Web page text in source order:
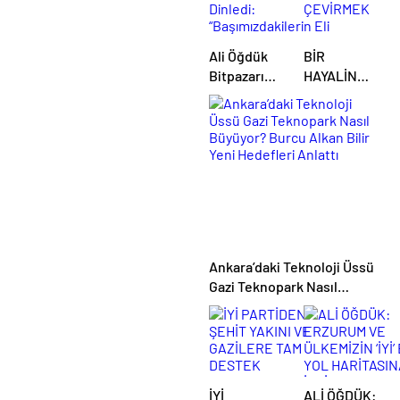
Ali Öğdük
Bitpazarı
Esnafını
Dinledi:
“Başımızdakilerin
Eli Her Daim
BİR
HAYALİN
PEŞİNDE
PEDAL
ÇEVİRMEK
Ankara’daki Teknoloji Üssü
Gazi Teknopark Nasıl
Büyüyor? Burcu Alkan Bilir
Yeni Hedefleri Anlattı
İYİ
ALİ ÖĞDÜK: